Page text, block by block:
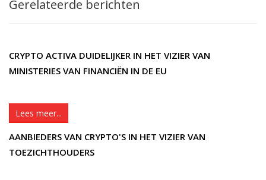
Gerelateerde berichten
CRYPTO ACTIVA DUIDELIJKER IN HET VIZIER VAN
MINISTERIES VAN FINANCIËN IN DE EU
Lees meer...
AANBIEDERS VAN CRYPTO'S IN HET VIZIER VAN
TOEZICHTHOUDERS